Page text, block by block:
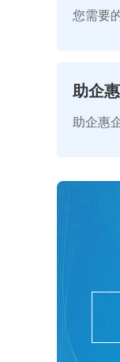
您需要
助企
助企惠